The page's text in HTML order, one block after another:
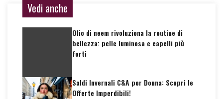
Vedi anche
Olio di neem rivoluziona la routine di
bellezza: pelle luminosa e capelli più
forti
Saldi Invernali C&A per Donna: Scopri le
Offerte Imperdibili!